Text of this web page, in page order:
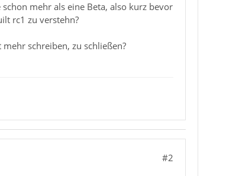
mehr als eine Beta, also kurz bevor
rc1 zu verstehn?
schreiben, zu schließen?
#2